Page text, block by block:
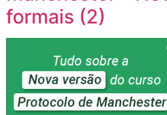
formais (2)